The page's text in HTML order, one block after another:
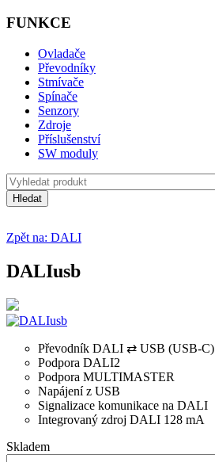
FUNKCE
Ovladače
Převodníky
Stmívače
Spínače
Senzory
Zdroje
Příslušenství
SW moduly
Zpět na: DALI
DALIusb
Převodník DALI ⇄ USB (USB-C)
Podpora DALI2
Podpora MULTIMASTER
Napájení z USB
Signalizace komunikace na DALI
Integrovaný zdroj DALI 128 mA
Skladem